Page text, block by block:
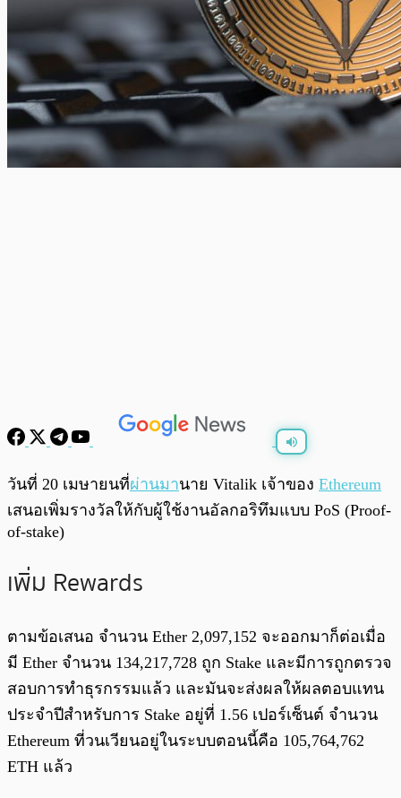
วันที่ 20 เมษายนที่ผ่านมานาย Vitalik เจ้าของ Ethereum
เสนอเพิ่มรางวัลให้กับผู้ใช้งานอัลกอริทึมแบบ PoS (Proof-
of-stake)
เพิ่ม Rewards
ตามข้อเสนอ จำนวน Ether 2,097,152 จะออกมาก็ต่อเมื่อ
มี Ether จำนวน 134,217,728 ถูก Stake และมีการถูกตรวจ
สอบการทำธุรกรรมแล้ว และมันจะส่งผลให้ผลตอบแทน
ประจำปีสำหรับการ Stake อยู่ที่ 1.56 เปอร์เซ็นต์ จำนวน
Ethereum ที่วนเวียนอยู่ในระบบตอนนี้คือ 105,764,762
ETH แล้ว